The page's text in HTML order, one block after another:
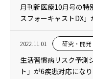
月刊新医療10月号の特
スフォーキャストDX」
2022.11.01 研究・開発
生活習慣病リスク予測
ト」が6疾患対応にな